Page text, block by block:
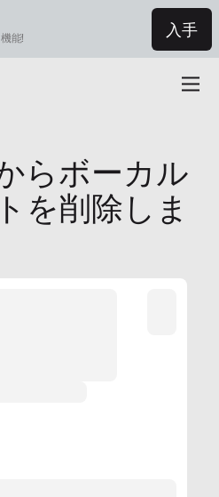
能! 入手
らボーカル
を削除しま